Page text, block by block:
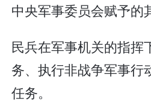
中央军事委员会赋予的
民兵在军事机关的指挥
务、执行非战争军事行
任务。